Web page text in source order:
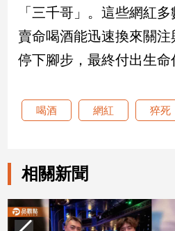
樂
星
聞
時
尚
追
星
「三千哥」。這些網紅
賣命喝酒能迅速換來關
停下腳步，最終付出生命
喝酒 網紅 猝死
相關新聞